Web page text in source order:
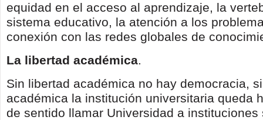
equidad en el acceso al aprendizaje, la
sistema educativo, la atención a los
conexión con las redes globales de
La libertad académica.
Sin libertad académica no hay democracia,
académica la institución universitaria queda
de sentido llamar Universidad a instituciones